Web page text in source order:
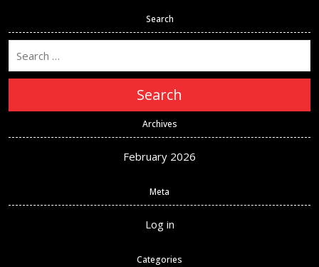
Search
Search
Archives
February 2026
Meta
Log in
Categories